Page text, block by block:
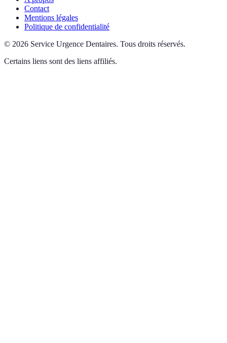
Contact
Mentions légales
Politique de confidentialité
© 2026 Service Urgence Dentaires. Tous droits réservés.
Certains liens sont des liens affiliés.